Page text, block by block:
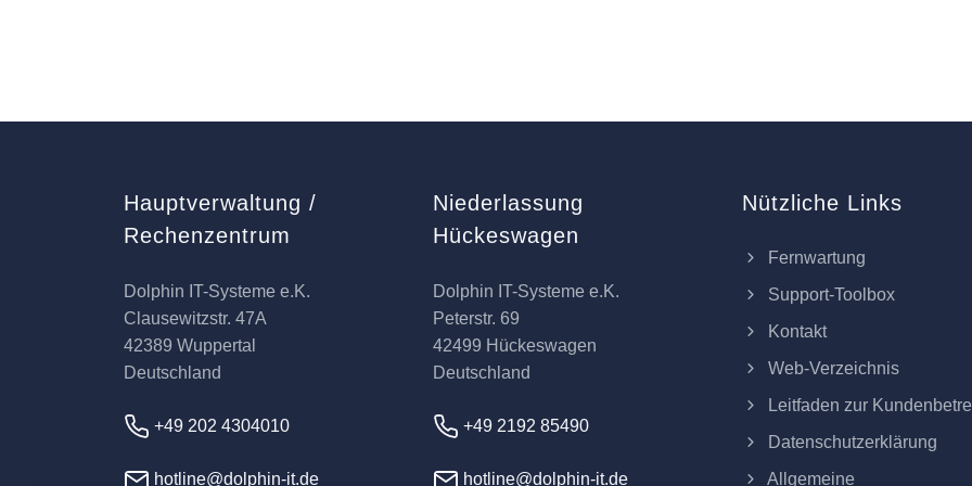
Hauptverwaltung /
Rechenzentrum
Dolphin IT-Systeme e.K.
Clausewitzstr. 47A
42389 Wuppertal
Deutschland
+49 202 4304010
hotline@dolphin-it.de
Niederlassung
Hückeswagen
Dolphin IT-Systeme e.K.
Peterstr. 69
42499 Hückeswagen
Deutschland
+49 2192 85490
hotline@dolphin-it.de
Nützliche Links
Fernwartung
Support-Toolbox
Kontakt
Web-Verzeichnis
Leitfaden zur
Datenschutzerklärung
Allgemeine